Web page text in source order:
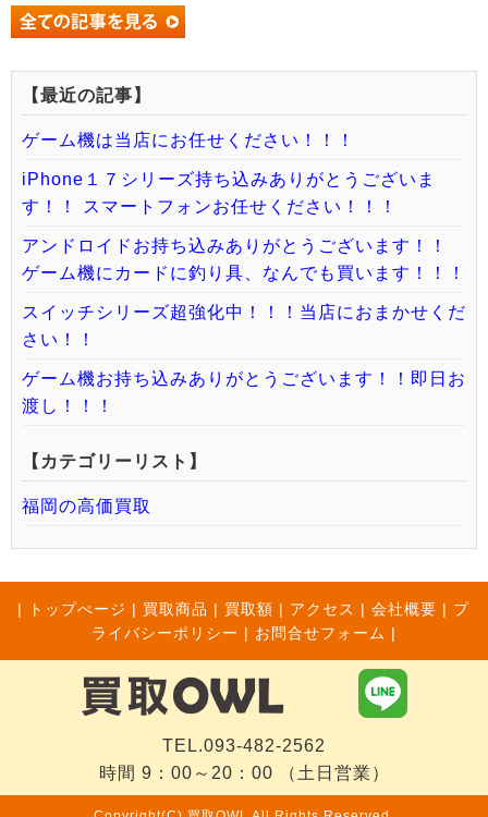
【最近の記事】
ゲーム機は当店にお任せください！！！
iPhone１７シリーズ持ち込みありがとうございま
す！！ スマートフォンお任せください！！！
アンドロイドお持ち込みありがとうございます！！
ゲーム機にカードに釣り具、なんでも買います！！！
スイッチシリーズ超強化中！！！当店におまかせくだ
さい！！
ゲーム機お持ち込みありがとうございます！！即日お
渡し！！！
【カテゴリーリスト】
福岡の高価買取
| トップぺージ | 買取商品 | 買取額 | アクセス | 会社概要 | プ
ライバシーポリシー | お問合せフォーム |
TEL.093-482-2562
時間 9：00～20：00 （土日営業）